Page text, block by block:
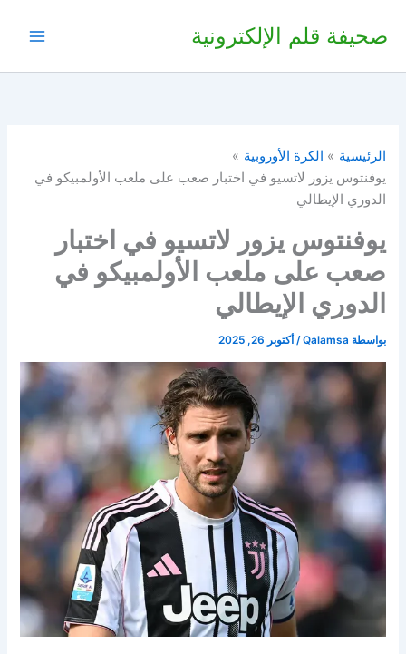
صحيفة قلم الإلكترونية
الرئيسية
الكرة الأوروبية
يوفنتوس يزور لاتسيو في اختبار صعب على ملعب الأولمبيكو في
الدوري الإيطالي
يوفنتوس يزور لاتسيو في اختبار
صعب على ملعب الأولمبيكو في
الدوري الإيطالي
بواسطة Qalamsa
/ أكتوبر 26, 2025